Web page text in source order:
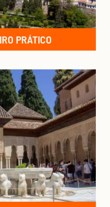
PRÁTICO